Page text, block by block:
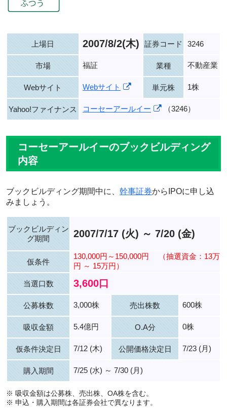
上場日 2007/8/2(木) 証券コード 3246
市場 福証 業種 不動産業
Webサイト Webサイト 単元株 1株
Yahoo!ファイナンス コーセーアールイー （3246）
コーセーアールイーのブックビルディング
内容
ブックビルディング期間中に、 幹事証券からIPOに申し込
みましょう。
ブックビルディン
グ期間
2007/7/17 (火) ～ 7/20 (金)
仮条件
130,000円～150,000円
（抽選資金：13万
円 ～ 15万円）
当選口数 3,600口
公募株数 3,000株 売出株数 600株
吸収金額 5.4億円 O.A分 0株
仮条件決定日 7/12 (木) 公開価格決定日 7/23 (月)
購入期間 7/25 (水) ～ 7/30 (月)
※ 吸収金額は公募株、売出株、OA株を含む。
※ 申込・購入期間は各証券会社で異なります。